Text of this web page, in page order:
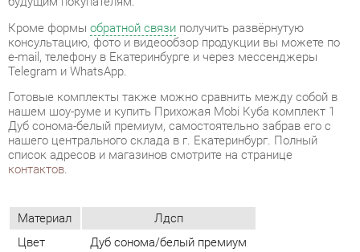
нашем шоу-руме и купить Прихожая Mobi Куба комплект 1
Дуб сонома-белый премиум, самостоятельно забрав его с
нашего центрального склада в г. Екатеринбург. Полный
список адресов и магазинов смотрите на странице
Материал Лдсп
Цвет Дуб сонома/белый премиум
Пока нет отзывов, поделитесь первым своим мнением.